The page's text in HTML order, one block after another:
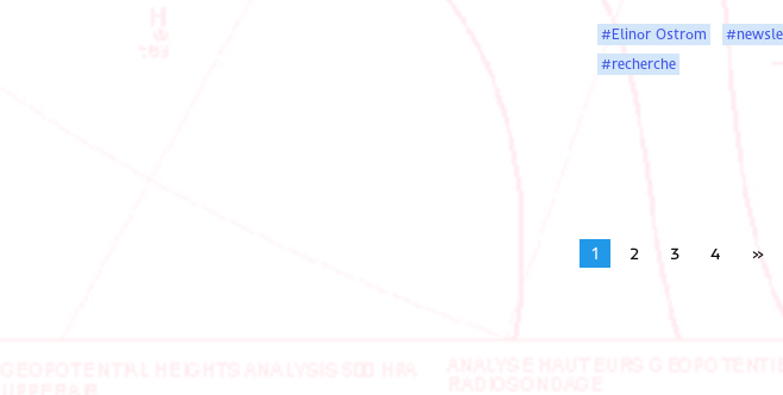
#Elinor Ostrom
#recherche
1 2 3 4 »